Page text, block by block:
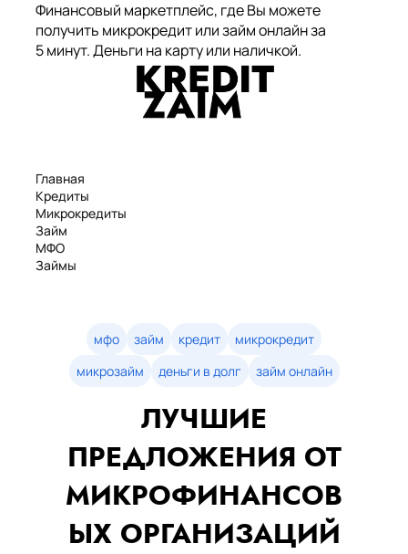
Финансовый маркетплейс, где Вы можете
получить микрокредит или займ онлайн за
5 минут. Деньги на карту или наличкой.
Главная
Кредиты
Микрокредиты
Займ
МФО
Займы
Займы онлайн
Денежные кредиты
мфо займ кредит
микрокредит
микрозайм
деньги в долг займ онлайн
ЛУЧШИЕ
ПРЕДЛОЖЕНИЯ ОТ
МИКРОФИНАНСОВ
ЫХ ОРГАНИЗАЦИЙ